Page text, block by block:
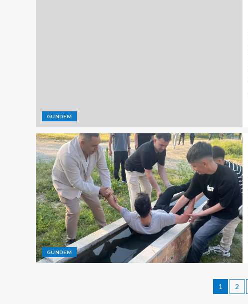
GÜNDEM
GÜNDEM
1 2